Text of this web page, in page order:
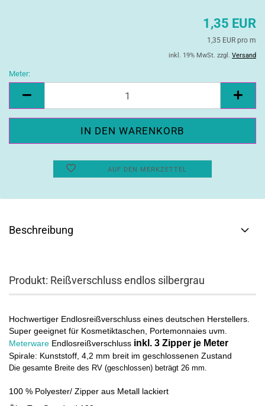
1,35 EUR
1,35 EUR pro m
inkl. 19% MwSt. zzgl. Versand
Meter:
AUF DEN MERKZETTEL
Beschreibung
Produkt: Reißverschluss endlos silbergrau
Hochwertiger Endlosreißverschluss eines deutschen Herstellers.
Super geeignet für Kosmetiktaschen, Portemonnaies uvm.
Meterware Endlosreißverschluss inkl. 3 Zipper je Meter
Spirale: Kunststoff, 4,2 mm breit im geschlossenen Zustand
Die gesamte Breite des RV (geschlossen) beträgt 26 mm.
100 % Polyester/ Zipper aus Metall lackiert